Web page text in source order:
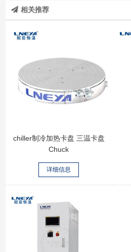
相关推荐
chiller制冷加热卡盘 三温卡盘
Chuck
详细信息